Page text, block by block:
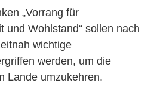
„Vorrang für
und Wohlstand“ sollen nach
wichtige
werden, um die
Lande umzukehren.